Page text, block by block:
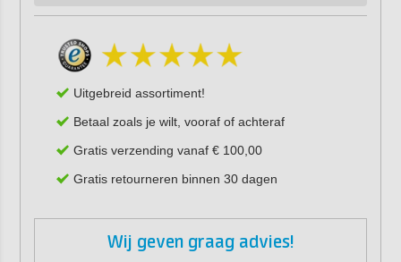
Uitgebreid assortiment!
Betaal zoals je wilt, vooraf of achteraf
Gratis verzending vanaf € 100,00
Gratis retourneren binnen 30 dagen
Wij geven graag advies!